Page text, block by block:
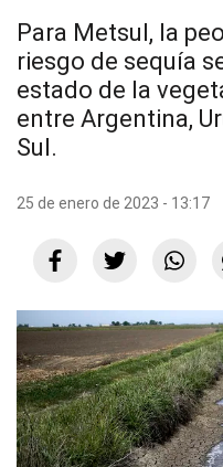
Para Metsul, la
riesgo de sequía
estado de la
entre Argentina,
Sul.
25 de enero de 2023 - 13:17